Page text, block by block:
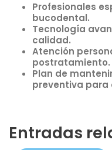
Profesionales
bucodental.
Tecnología
calidad.
Atención
postratamiento.
Plan de
preventiva
Entradas